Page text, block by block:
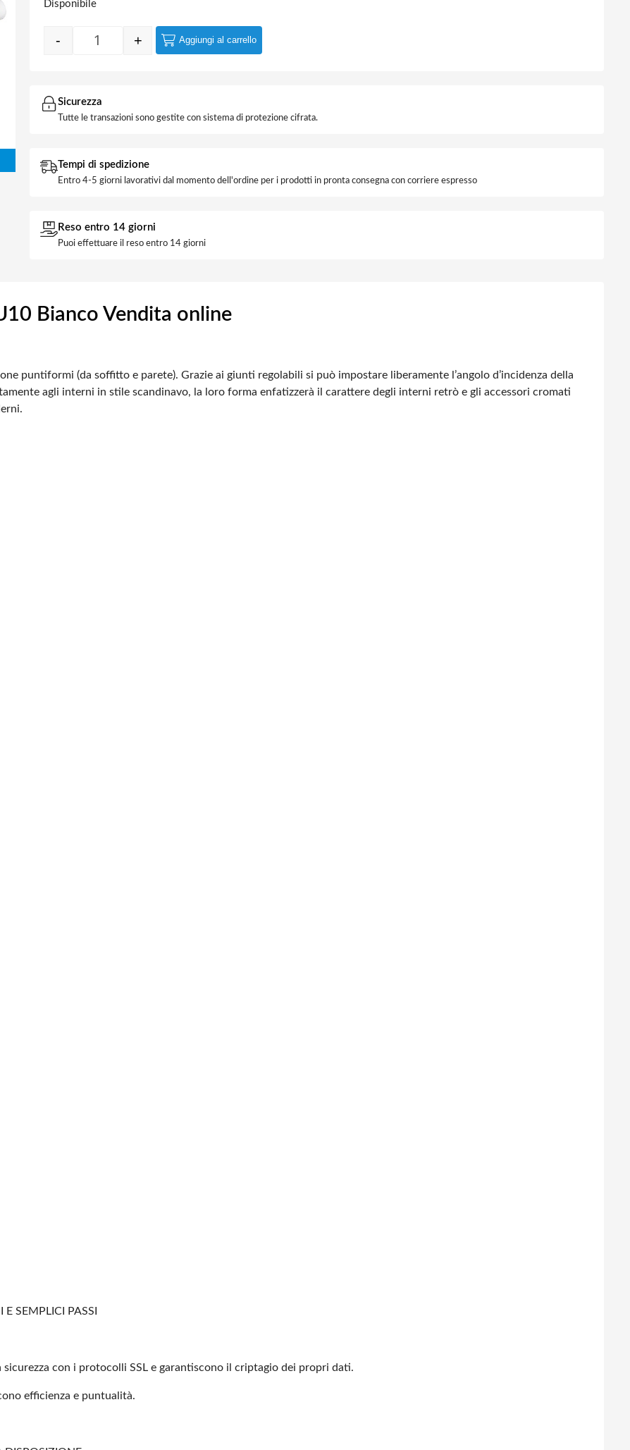
Disponibile
Applique 3 Luci Orientabile GU10 Bianco quantità
- + Aggiungi al carrello
Sicurezza
Tutte le transazioni sono gestite con sistema di protezione cifrata.
Tempi di spedizione
Entro 4-5 giorni lavorativi dal momento dell'ordine per i prodotti in pronta consegna con corriere espresso
Reso entro 14 giorni
Puoi effettuare il reso entro 14 giorni
Bianco Vendita online
puntiformi (da soffitto e parete). Grazie ai giunti regolabili si può impostare liberamente l’angolo d’incidenza della
agli interni in stile scandinavo, la loro forma enfatizzerà il carattere degli interni retrò e gli accessori cromati
SEMPLICI PASSI
con i protocolli SSL e garantiscono il criptagio dei propri dati.
efficienza e puntualità.